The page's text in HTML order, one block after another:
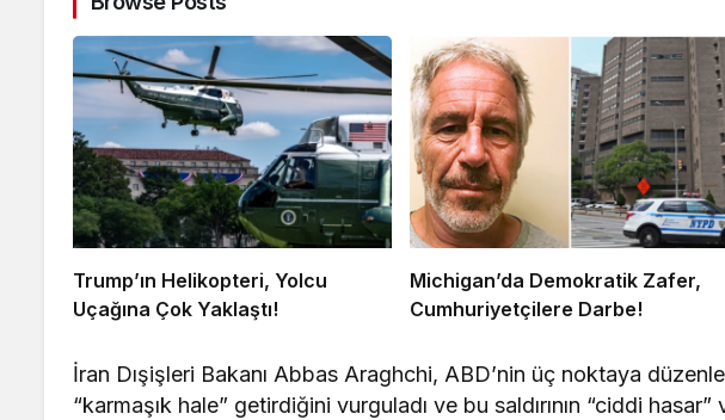
Trump’ın Helikopteri, Yolcu
Uçağına Çok Yaklaştı!
Michigan’da Demokratik Zafer,
Cumhuriyetçilere Darbe!
İran Dışişleri Bakanı Abbas Araghchi, ABD’nin üç noktaya
“karmaşık hale” getirdiğini vurguladı ve bu saldırının “ciddi